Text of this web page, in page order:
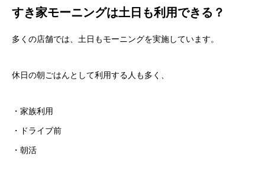
すき家モーニングは土日も利用できる？
多くの店舗では、土日もモーニングを実施しています。
休日の朝ごはんとして利用する人も多く、
・家族利用
・ドライブ前
・朝活